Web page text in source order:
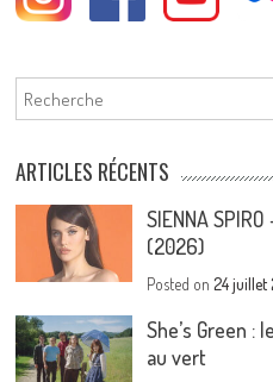
Rechercher
ARTICLES RÉCENTS
SIENNA
(2026)
Posted on24 juillet
She’s Green :
au vert